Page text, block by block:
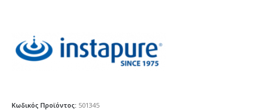
Κωδικός Προϊόντος: 501345